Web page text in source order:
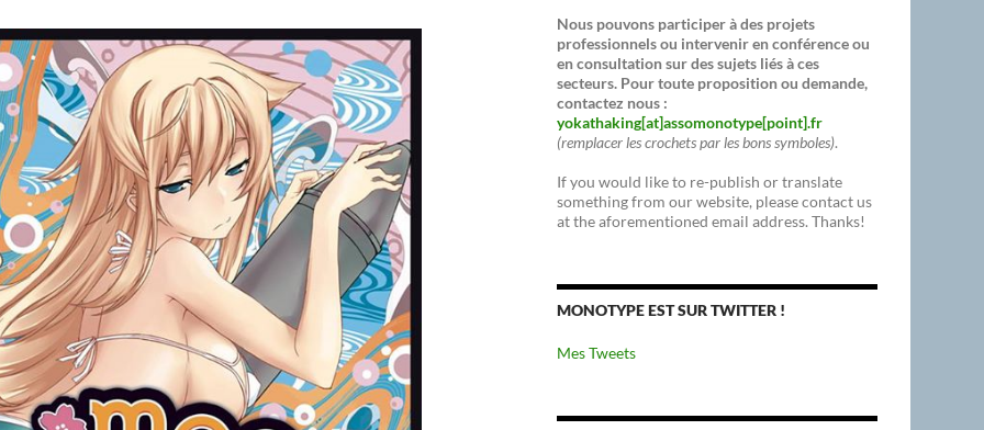
Nous pouvons participer à des projets
professionnels ou intervenir en conférence ou
en consultation sur des sujets liés à ces
secteurs. Pour toute proposition ou demande,
contactez nous :
yokathaking[at]assomonotype[point].fr
(remplacer les crochets par les bons symboles).
If you would like to re-publish or translate
something from our website, please contact us
at the aforementioned email address. Thanks!
MONOTYPE EST SUR TWITTER !
Mes Tweets